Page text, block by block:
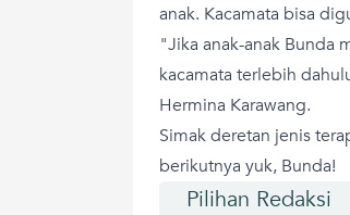
anak. Kacamata bisa
"Jika anak-anak Bunda
kacamata terlebih
Hermina Karawang.
Simak deretan jenis
berikutnya yuk, Bunda!
Pilihan Redaksi